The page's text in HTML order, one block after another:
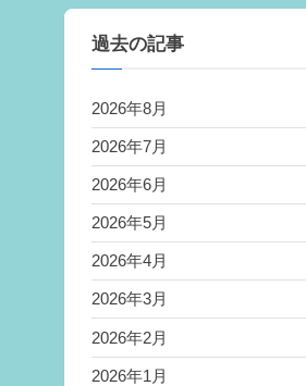
過去の記事
2026年8月
2026年7月
2026年6月
2026年5月
2026年4月
2026年3月
2026年2月
2026年1月